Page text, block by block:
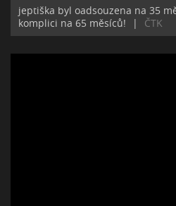
jeptiška byl oadsouzena na 35
komplici na 65 měsíců!
| ČTK